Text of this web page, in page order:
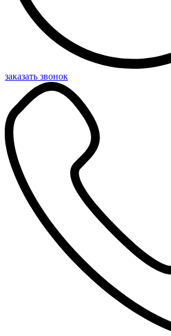
заказать звонок